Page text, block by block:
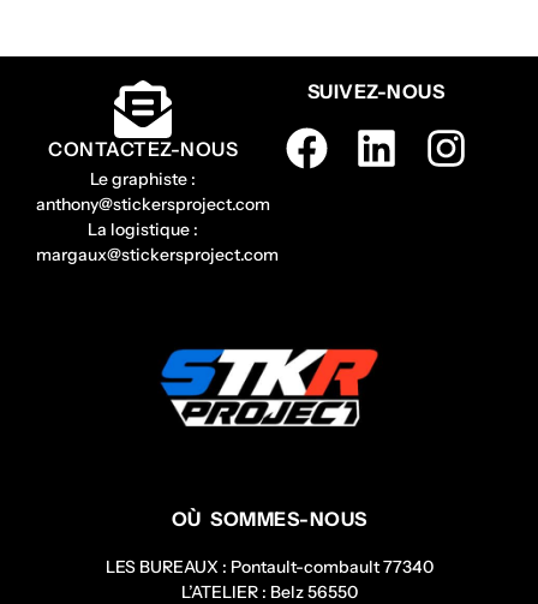
CONTACTEZ-NOUS
Le graphiste :
anthony@stickersproject.com
La logistique :
margaux@stickersproject.com
SUIVEZ-NOUS
OÙ SOMMES-NOUS
LES BUREAUX : Pontault-combault 77340
L’ATELIER : Belz 56550